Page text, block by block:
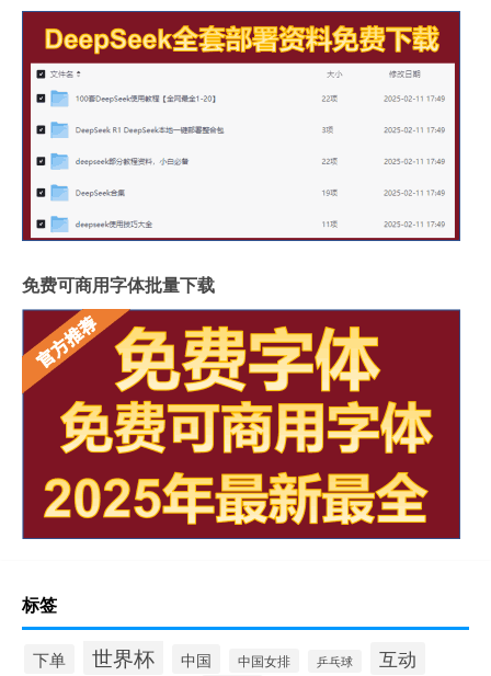
免费可商用字体批量下载
标签
下单 世界杯 中国 中国女排 乒乓球 互动